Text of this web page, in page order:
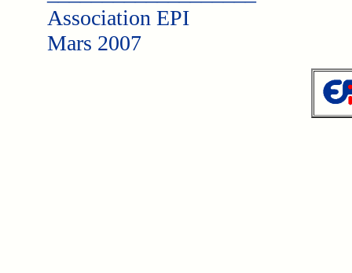
Association EPI
Mars 2007